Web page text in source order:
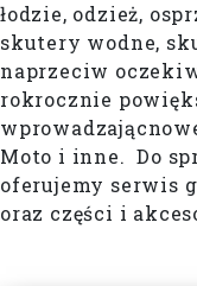
łodzie, odzież,
skutery wodne,
naprzeciw
rokrocznie
Moto i inne. Do
oferujemy serwis
oraz części i